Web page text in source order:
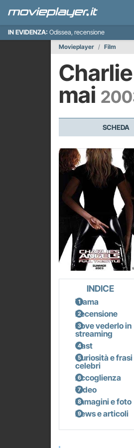
IN EVIDENZA: Odissea, recensione
Movieplayer
Film
mai
SCHEDA
INDICE
Trama
Recensione
Dove vederlo in
streaming
Cast
Curiosità e frasi
celebri
Accoglienza
Video
Immagini e foto
News e articoli